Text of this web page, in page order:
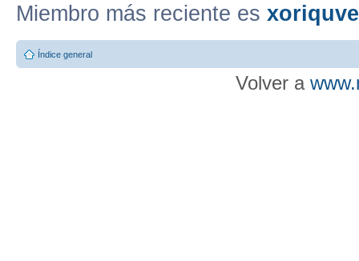
Miembro más reciente es
Índice general
Volver a